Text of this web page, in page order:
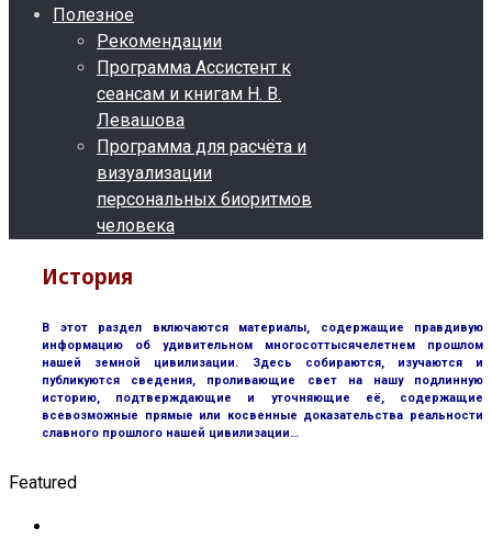
Полезное
Рекомендации
Программа Ассистент к
сеансам и книгам Н. В.
Левашова
Программа для расчёта и
визуализации
персональных биоритмов
человека
История
В этот раздел включаются материалы, содержащие правдивую
информацию об удивительном многосоттысячелетнем прошлом
нашей земной цивилизации. Здесь собираются, изучаются и
публикуются сведения, проливающие свет на нашу подлинную
историю, подтверждающие и уточняющие её, содержащие
всевозможные прямые или косвенные доказательства реальности
славного прошлого нашей цивилизации…
Featured